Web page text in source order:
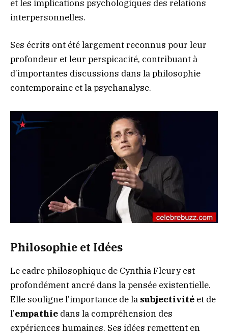
et les implications psychologiques des relations
interpersonnelles.
Ses écrits ont été largement reconnus pour leur
profondeur et leur perspicacité, contribuant à
d’importantes discussions dans la philosophie
contemporaine et la psychanalyse.
Philosophie et Idées
Le cadre philosophique de Cynthia Fleury est
profondément ancré dans la pensée existentielle.
Elle souligne l’importance de la subjectivité et de
l’empathie dans la compréhension des
expériences humaines. Ses idées remettent en